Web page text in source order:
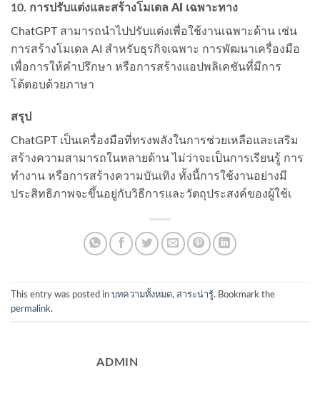
10. การปรับแต่งและสร้างโมเดล AI เฉพาะทาง
ChatGPT สามารถนำไปปรับแต่งเพื่อใช้งานเฉพาะด้าน เช่น
การสร้างโมเดล AI สำหรับธุรกิจเฉพาะ การพัฒนาเครื่องมือ
เพื่อการให้คำปรึกษา หรือการสร้างแอปพลิเคชันที่มีการ
โต้ตอบด้วยภาษา
สรุป
ChatGPT เป็นเครื่องมือที่ทรงพลังในการช่วยเหลือและเสริม
สร้างความสามารถในหลายด้าน ไม่ว่าจะเป็นการเรียนรู้ การ
ทำงาน หรือการสร้างความบันเทิง ทั้งนี้การใช้งานอย่างมี
ประสิทธิภาพจะขึ้นอยู่กับวิธีการและวัตถุประสงค์ของผู้ใช้เ
This entry was posted in บทความทั้งหมด, สาระน่ารู้. Bookmark the
permalink.
ADMIN